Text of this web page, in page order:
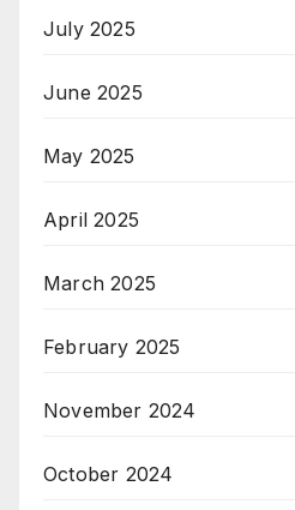
July 2025
June 2025
May 2025
April 2025
March 2025
February 2025
November 2024
October 2024